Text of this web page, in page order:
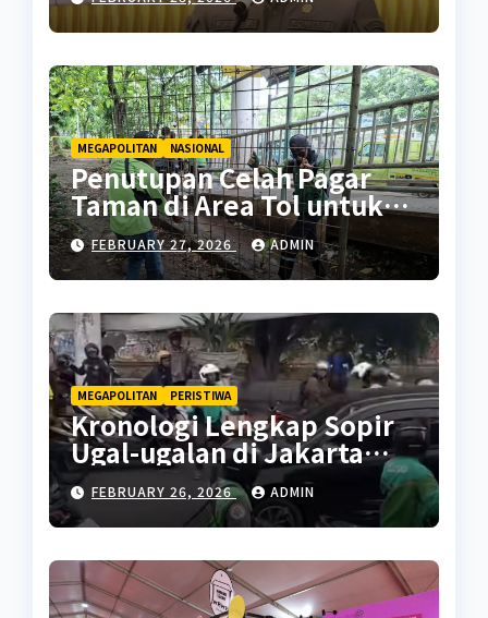
MEGAPOLITAN NASIONAL
Penutupan Celah Pagar
Taman di Area Tol untuk
Cegah Penyalahgunaan
FEBRUARY 27, 2026 ADMIN
MEGAPOLITAN PERISTIWA
Kronologi Lengkap Sopir
Ugal-ugalan di Jakarta
Pusat
FEBRUARY 26, 2026 ADMIN